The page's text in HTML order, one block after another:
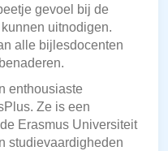
gevoel bij de
uitnodigen.
alle bijlesdocenten
enthousiaste
Ze is een
Erasmus Universiteit
studievaardigheden